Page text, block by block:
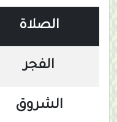
الصلاة
الفجر
الشروق